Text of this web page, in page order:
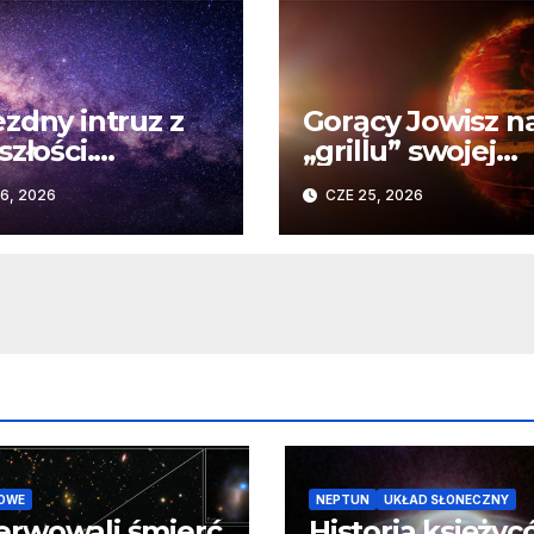
intruz z
wpływ
spotkania
Układu
2026
Gorący Jowisz
„grillu” swojej
gwiazdy.
Teleskopu
HD 80606 b
CZE 25, 2026
NEPTUN UKŁAD SŁONECZNY